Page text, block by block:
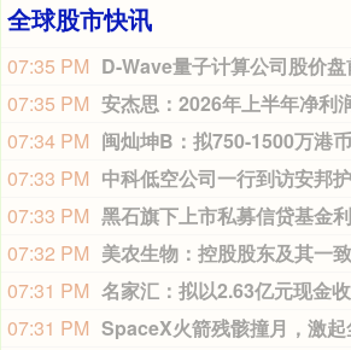
全球股市快讯
07:35 PM
07:35 PM
07:34 PM 闽灿坤B：拟750-1500万港
07:33 PM 中科低空公司一行到访安邦
07:33 PM
07:32 PM
07:31 PM
07:31 PM SpaceX火箭残骸撞月，激